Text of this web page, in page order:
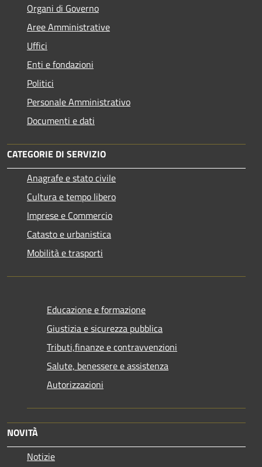
Organi di Governo
Aree Amministrative
Uffici
Enti e fondazioni
Politici
Personale Amministrativo
Documenti e dati
CATEGORIE DI SERVIZIO
Anagrafe e stato civile
Cultura e tempo libero
Imprese e Commercio
Catasto e urbanistica
Mobilità e trasporti
Educazione e formazione
Giustizia e sicurezza pubblica
Tributi,finanze e contravvenzioni
Salute, benessere e assistenza
Autorizzazioni
NOVITÀ
Notizie